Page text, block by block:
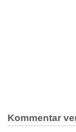
Kommentar